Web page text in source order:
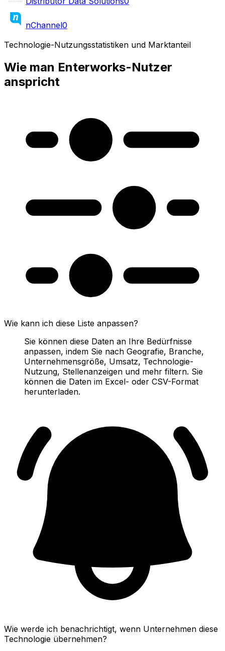
nChannel0
Technologie-Nutzungsstatistiken und Marktanteil
Wie man Enterworks-Nutzer
anspricht
Wie kann ich diese Liste anpassen?
Sie können diese Daten an Ihre Bedürfnisse
anpassen, indem Sie nach Geografie, Branche,
Unternehmensgröße, Umsatz, Technologie-
Nutzung, Stellenanzeigen und mehr filtern. Sie
können die Daten im Excel- oder CSV-Format
herunterladen.
Wie werde ich benachrichtigt, wenn Unternehmen diese
Technologie übernehmen?